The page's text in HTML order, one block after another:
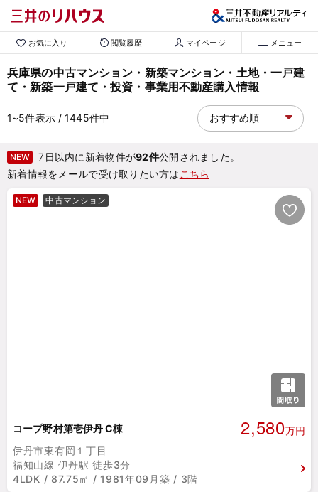
お気に入り 閲覧履歴 マイページ メニュー
兵庫県の中古マンション・新築マンション・土地・一戸建
て・新築一戸建て・投資・事業用不動産購入情報
1~5件表示/ 1445件中
NEW 7日以内に新着物件が92件公開されました。
新着情報をメールで受け取りたい方は こちら
NEW 中古マンション
コープ野村第壱伊丹 C棟 2,580万円
伊丹市東有岡１丁目
福知山線 伊丹駅 徒歩3分
4LDK / 87.75㎡ / 1981年09月築 / 3階